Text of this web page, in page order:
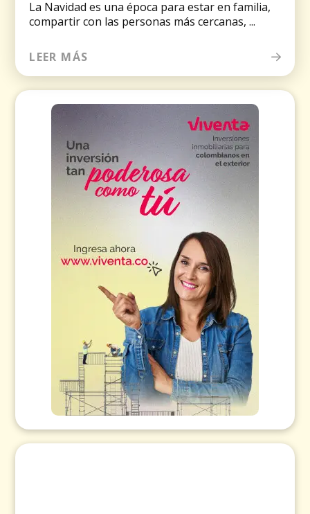
La Navidad es una época para estar en familia,
compartir con las personas más cercanas, ...
LEER MÁS